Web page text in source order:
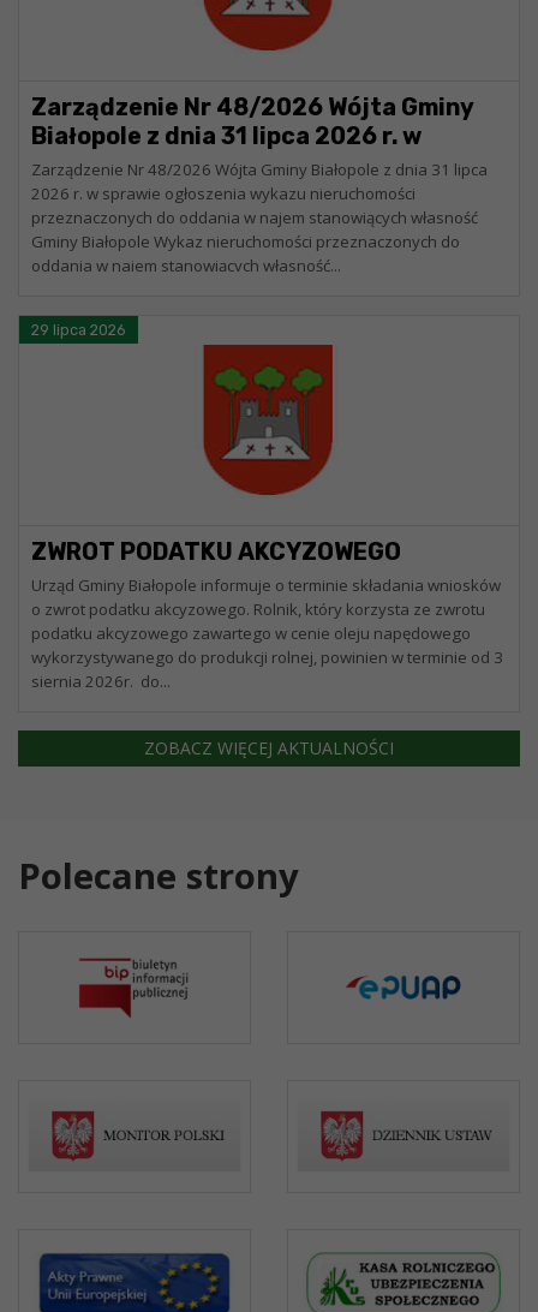
Zarządzenie Nr 48/2026 Wójta Gminy
Białopole z dnia 31 lipca 2026 r. w
sprawie ogłoszenia wykazu
nieruchomości przeznaczonych do
oddania w najem stanowiących
własność Gminy Białopole
Zarządzenie Nr 48/2026 Wójta Gminy Białopole z dnia 31 lipca
2026 r. w sprawie ogłoszenia wykazu nieruchomości
przeznaczonych do oddania w najem stanowiących własność
Gminy Białopole Wykaz nieruchomości przeznaczonych do
oddania w najem stanowiących własność...
29 lipca 2026
ZWROT PODATKU AKCYZOWEGO
Urząd Gminy Białopole informuje o terminie składania wniosków
o zwrot podatku akcyzowego. Rolnik, który korzysta ze zwrotu
podatku akcyzowego zawartego w cenie oleju napędowego
wykorzystywanego do produkcji rolnej, powinien w terminie od 3
siernia 2026r. do...
ZOBACZ WIĘCEJ AKTUALNOŚCI
Polecane strony